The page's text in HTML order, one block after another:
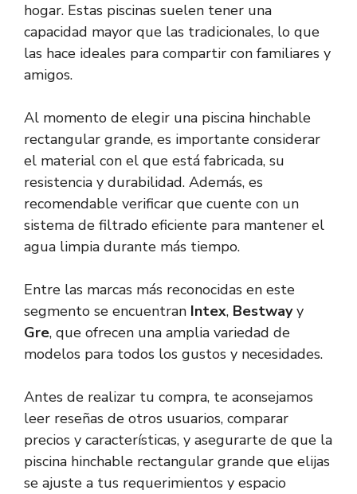
hogar. Estas piscinas suelen tener una
capacidad mayor que las tradicionales, lo que
las hace ideales para compartir con familiares y
amigos.
Al momento de elegir una piscina hinchable
rectangular grande, es importante considerar
el material con el que está fabricada, su
resistencia y durabilidad. Además, es
recomendable verificar que cuente con un
sistema de filtrado eficiente para mantener el
agua limpia durante más tiempo.
Entre las marcas más reconocidas en este
segmento se encuentran Intex, Bestwayy
Gre, que ofrecen una amplia variedad de
modelos para todos los gustos y necesidades.
Antes de realizar tu compra, te aconsejamos
leer reseñas de otros usuarios, comparar
precios y características, y asegurarte de que la
piscina hinchable rectangular grande que elijas
se ajuste a tus requerimientos y espacio